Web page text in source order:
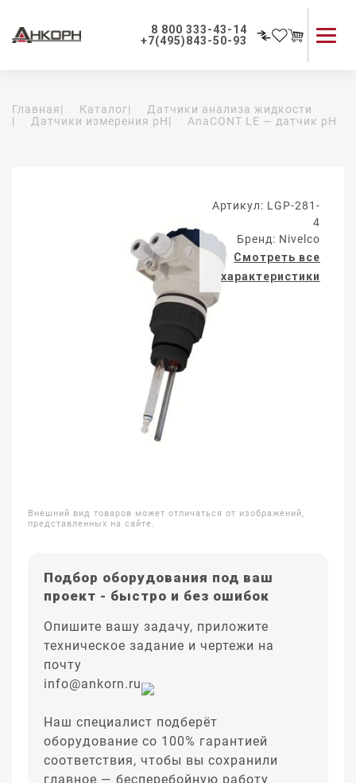
8 800 333-43-14
+7(495)843-50-93
Применение приборов
Главная| Каталог|
Датчики анализа жидкости
|
Датчики измерения pH| AnaCONT LE — датчик pH
Артикул: LGP-281-
4
Бренд: Nivelco
Смотреть все
характеристики
Внешний вид товаров может отличаться от изображений,
представленных на сайте.
Подбор оборудования под ваш
проект - быстро и без ошибок
Опишите вашу задачу, приложите
техническое задание и чертежи на
почту
info@ankorn.ru
Наш специалист подберёт
оборудование со 100% гарантией
соответствия, чтобы вы сохранили
главное — бесперебойную работу